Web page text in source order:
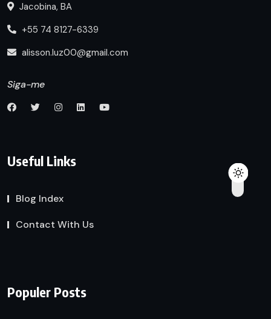
Jacobina, BA
+55 74 8127-6339
alisson.luz00@gmail.com
Siga-me
Useful Links
Blog Index
Contact With Us
Populer Posts